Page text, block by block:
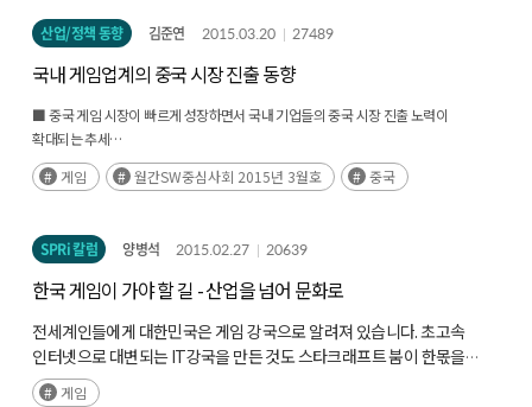
산업/정책 동향 김준연 2015.03.20 27489
국내 게임업계의 중국 시장 진출 동향
■ 중국 게임 시장이 빠르게 성장하면서 국내 기업들의 중국 시장 진출 노력이
확대되는 추세
- 국내 게임 업계, 국내 시장 정체에 대한 대응으로 중국을 비롯한 해외 시장 진출 노력을
강화
시장에 대한 기대가 커지고 있으나 현지 업체들도 빠르게 성장하고 있어 경쟁이
치열해질 전망
게임 월간SW중심사회 2015년 3월호 중국
SPRi 칼럼 양병석 2015.02.27 20639
한국 게임이 가야 할 길 - 산업을 넘어 문화로
전세계인들에게 대한민국은 게임 강국으로 알려져 있습니다.초고속
인터넷으로 대변되는IT강국을 만든 것도 스타크래프트 붐이 한몫을
했다는 것은 익히 잘 알려진 사실입니다
게임